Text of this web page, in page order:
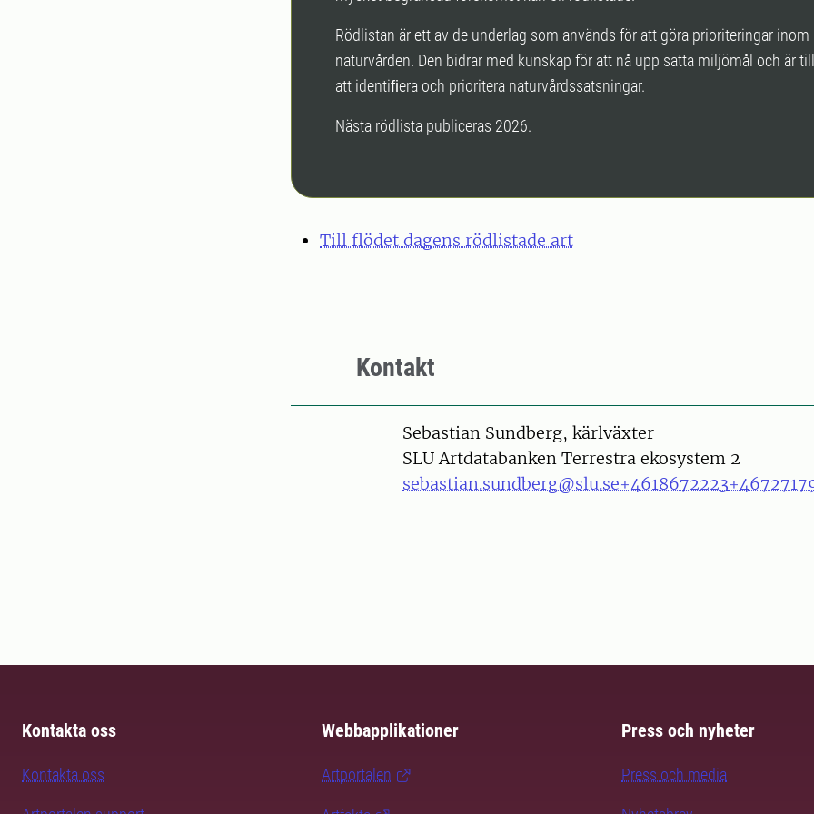
Rödlistan är ett av de underlag som används för att göra prioriteringar inom
naturvården. Den bidrar med kunskap för att nå upp satta miljömål och är
att identiﬁera och prioritera naturvårdssatsningar.
Nästa rödlista publiceras 2026.
Till flödet dagens rödlistade art
Kontakt
PersonSebastian Sundberg, kärlväxter
SLU Artdatabanken Terrestra ekosystem 2
sebastian.sundberg@slu.se+4618672223
Kontakta oss
Kontakta oss
Webbapplikationer
Artportalen
Press och nyheter
Press och media